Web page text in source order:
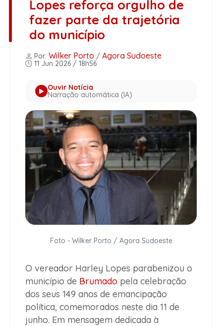
Lopes reforça orgulho de
fazer parte da trajetória
do município
Por: Wilker Porto / Agora Sudoeste
11 Jun 2026 / 18h56
Ouvir Notícia
Narração automática (IA)
Foto - Wilker Porto / Agora Sudoeste
O vereador Harley Lopes parabenizou o
município de Brumado pela celebração
dos seus 149 anos de emancipação
política, comemorados neste dia 11 de
junho. Em mensagem dedicada à